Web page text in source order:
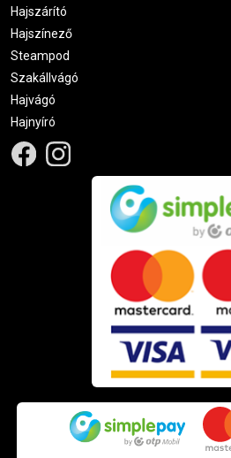
Hajszárító
Hajszínező
Steampod
Szakállvágó
Hajvágó
Hajnyíró